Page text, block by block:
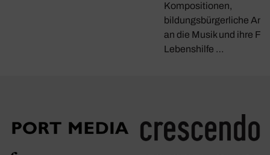
Kompositionen,
bildungsbürgerliche
an die Musik und ihre
Lebenshilfe …